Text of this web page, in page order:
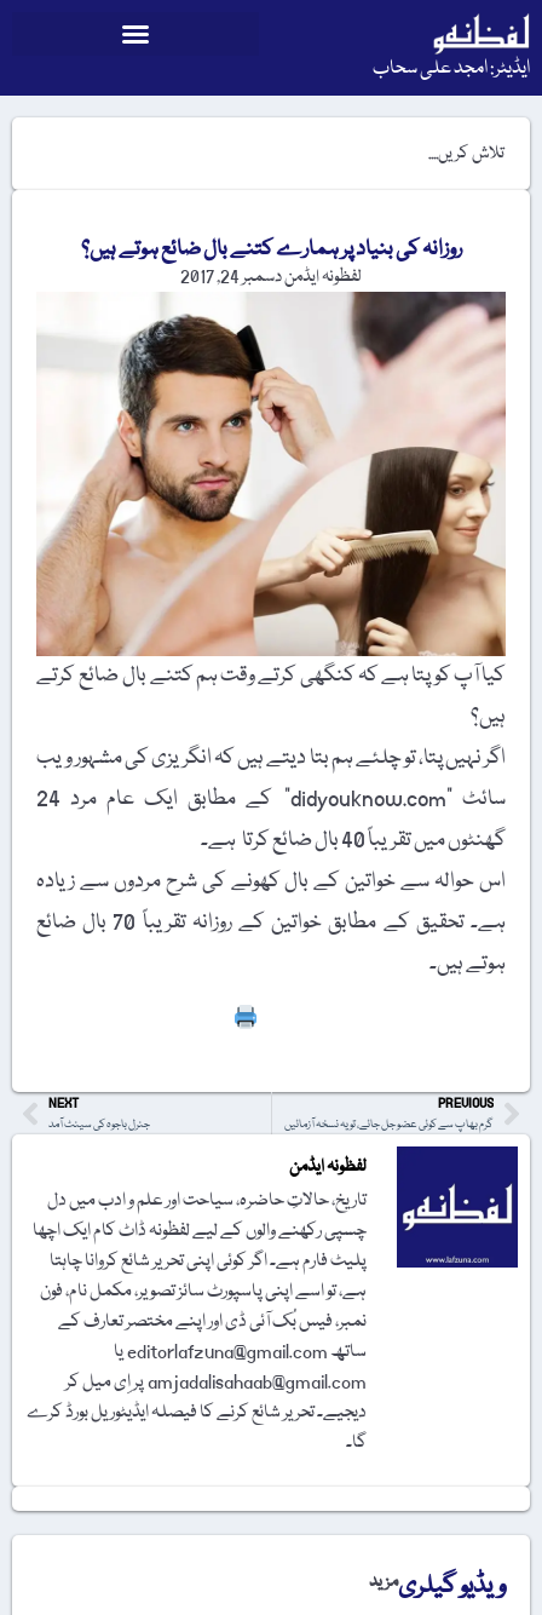
ایڈیٹر: امجد علی سحاب
روزانہ کی بنیاد پر ہمارے کتنے بال ضائع ہوتے ہیں؟
لفظونہ ایڈمندسمبر 24, 2017
کیا آپ کو پتا ہے کہ کنگھی کرتے وقت ہم کتنے بال ضائع کرتے
ہیں؟
اگر نہیں پتا، تو چلئے ہم بتا دیتے ہیں کہ انگریزی کی مشہور ویب
سائٹ "didyouknow.com” کے مطابق ایک عام مرد 24
گھنٹوں میں تقریباً 40 بال ضائع کرتا ہے۔
اس حوالہ سے خواتین کے بال کھونے کی شرح مردوں سے زیادہ
ہے۔ تحقیق کے مطابق خواتین کے روزانہ تقریباً 70 بال ضائع
ہوتے ہیں۔
PREVIOUS
گرم بھاپ سے کوئی عضو جل جائے، تو یہ نسخہ آزمائیں
NEXT
جنرل باجوہ کی سینٹ آمد
لفظونہ ایڈمن
تاریخ، حالاتِ حاضرہ، سیاحت اور علم و ادب میں دل
چسپی رکھنے والوں کے لیے لفظونہ ڈاٹ کام ایک اچھا
پلیٹ فارم ہے۔ اگر کوئی اپنی تحریر شائع کروانا چاہتا
ہے، تو اسے اپنی پاسپورٹ سائز تصویر، مکمل نام، فون
نمبر، فیس بُک آئی ڈی اور اپنے مختصر تعارف کے
ساتھ editorlafzuna@gmail.com یا
amjadalisahaab@gmail.com پر اِی میل کر
دیجیے۔ تحریر شائع کرنے کا فیصلہ ایڈیٹوریل بورڈ کرے
گا۔
ویڈیو گیلریمزید